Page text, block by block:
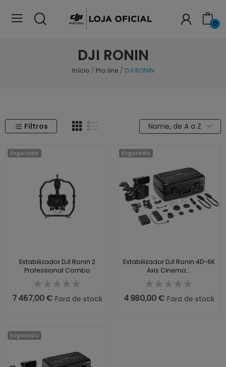
0
DJI RONIN
Início Pro line DJI RONIN
Filtros Nome, de A a Z
Esgotado
Estabilizador DJI Ronin 2
Professional Combo
7 467,00 € Fora de stock
Esgotado
Estabilizador DJI Ronin 4D-6K
Axis Cinema...
4 980,00 € Fora de stock
Esgotado